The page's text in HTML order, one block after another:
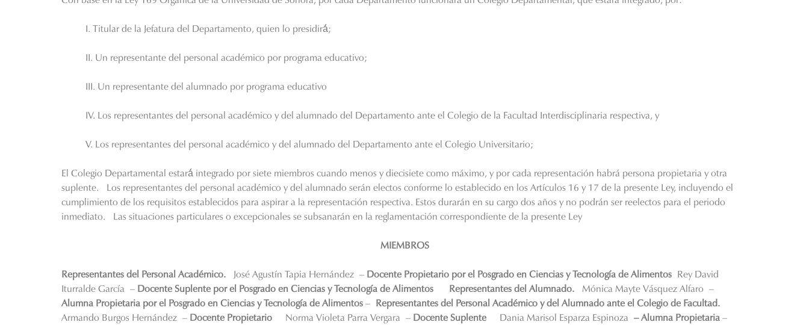
I. Titular de la Jefatura del Departamento, quien lo presidirá́;
II. Un representante del personal académico por programa educativo;
III. Un representante del alumnado por programa educativo
IV. Los representantes del personal académico y del alumnado del Departamento ante el Colegio de la Facultad Interdisciplinaria respectiva, y
V. Los representantes del personal académico y del alumnado del Departamento ante el Colegio Universitario;
El Colegio Departamental estará́ integrado por siete miembros cuando menos y diecisiete como máximo, y por cada representación habrá persona propietaria y otra
suplente.
Los representantes del personal académico y del alumnado serán electos conforme lo establecido en los Artículos 16 y 17 de la presente Ley, incluyendo el
cumplimiento de los requisitos establecidos para aspirar a la representación respectiva. Estos durarán en su cargo dos años y no podrán ser reelectos para el periodo
inmediato.
Las situaciones particulares o excepcionales se subsanarán en la reglamentación correspondiente de la presente Ley
MIEMBROS
Representantes del Personal Académico. José Agustín Tapia Hernández – Docente Propietario por el Posgrado en Ciencias y Tecnología de Alimentos Rey David
Iturralde García – Docente Suplente por el Posgrado en Ciencias y Tecnología de Alimentos Representantes del Alumnado. Mónica Mayte Vásquez Alfaro –
Alumna Propietaria por el Posgrado en Ciencias y Tecnología de Alimentos – Representantes del Personal Académico y del Alumnado ante el Colegio de Facultad.
Armando Burgos Hernández – Docente Propietario Norma Violeta Parra Vergara – Docente Suplente Dania Marisol Esparza Espinoza – Alumna Propietaria –